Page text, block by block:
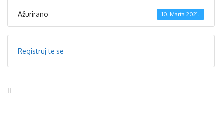
Ažurirano 10. Marta 2021.
Registruj te se